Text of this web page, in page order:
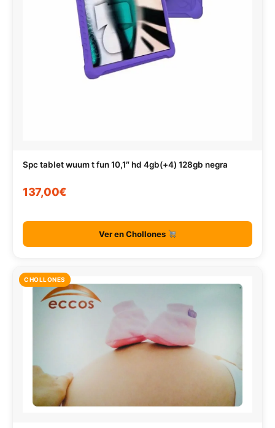
Spc tablet wuum t fun 10,1″ hd 4gb(+4) 128gb negra
137,00€
Ver en Chollones
CHOLLONES